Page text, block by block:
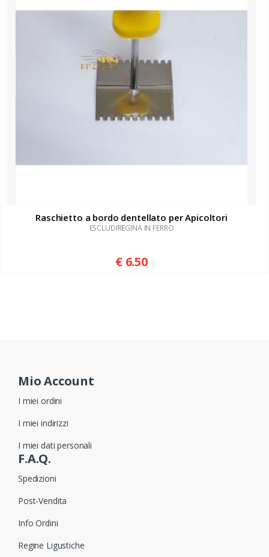
Raschietto a bordo dentellato per Apicoltori
ESCLUDIREGINA IN FERRO
€ 6.50
Mio Account
I miei ordini
I miei indirizzi
I miei dati personali
F.A.Q.
Spedizioni
Post-Vendita
Info Ordini
Regine Ligustiche